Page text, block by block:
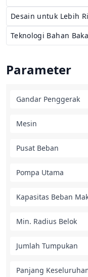
Desain untuk Lebih
Teknologi Bahan
Parameter
Gandar Penggerak
Mesin
Pusat Beban
Pompa Utama
Kapasitas Beban
Min. Radius Belok
Jumlah Tumpukan
Panjang